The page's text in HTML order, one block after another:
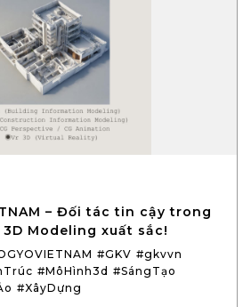
– Đối tác tin cậy trong
Modeling xuất sắc!
#GKV #gkvvn
#MôHình3d #SángTạo
#XâyDựng